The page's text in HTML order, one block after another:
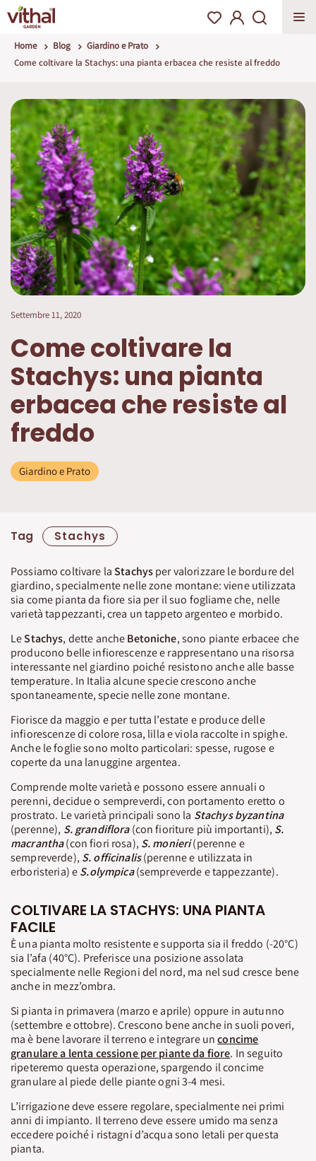
Home Blog
Giardino e Prato
Come coltivare la Stachys: una pianta erbacea che resiste al freddo
Settembre 11, 2020
Come coltivare la
Stachys: una pianta
erbacea che resiste al
freddo
Giardino e Prato
Tag Stachys
Possiamo coltivare laStachysper valorizzare le bordure del
giardino, specialmente nelle zone montane: viene utilizzata
sia come pianta da fiore sia per il suo fogliame che, nelle
varietà tappezzanti, crea un tappeto argenteo e morbido.
LeStachys, dette ancheBetoniche, sono piante erbacee che
producono belle infiorescenze e rappresentano una risorsa
interessante nel giardino poiché resistono anche alle basse
temperature. In Italia alcune specie crescono anche
spontaneamente, specie nelle zone montane.
Fiorisce da maggio e per tutta l’estate e produce delle
infiorescenze di colore rosa, lilla e viola raccolte in spighe.
Anche le foglie sono molto particolari: spesse, rugose e
coperte da una lanuggine argentea.
Comprende molte varietà e possono essere annuali o
perenni, decidue o sempreverdi, con portamento eretto o
prostrato. Le varietà principali sono la Stachys byzantina
(perenne), S. grandiflora(con fioriture più importanti), S.
macrantha(con fiori rosa), S. monieri(perenne e
sempreverde), S. officinalis(perenne e utilizzata in
erboristeria) eS.olympica(sempreverde e tappezzante).
COLTIVARE LA STACHYS: UNA PIANTA
FACILE
È una pianta molto resistente e supporta sia il freddo (-20°C)
sia l’afa (40°C). Preferisce una posizione assolata
specialmente nelle Regioni del nord, ma nel sud cresce bene
anche in mezz’ombra.
Si pianta in primavera (marzo e aprile) oppure in autunno
(settembre e ottobre). Crescono bene anche in suoli poveri,
ma è bene lavorare il terreno e integrare unconcime
granulare a lenta cessione per piante da fiore. In seguito
ripeteremo questa operazione, spargendo il concime
granulare al piede delle piante ogni 3-4 mesi.
L’irrigazione deve essere regolare, specialmente nei primi
anni di impianto. Il terreno deve essere umido ma senza
eccedere poiché i ristagni d’acqua sono letali per questa
pianta.